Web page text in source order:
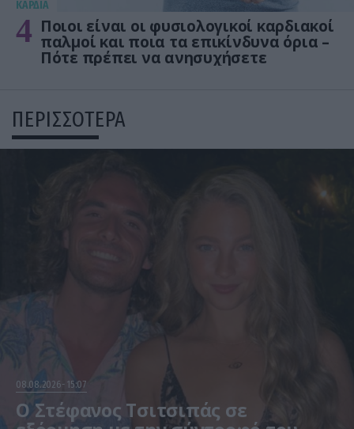
KΑΡΔΙΑ
4 Ποιοι είναι οι φυσιολογικοί καρδιακοί
παλμοί και ποια τα επικίνδυνα όρια –
Πότε πρέπει να ανησυχήσετε
ΠΕΡΙΣΣΟΤΕΡΑ
08.08.2026 15:07
Ο Στέφανος Τσιτσιπάς σε